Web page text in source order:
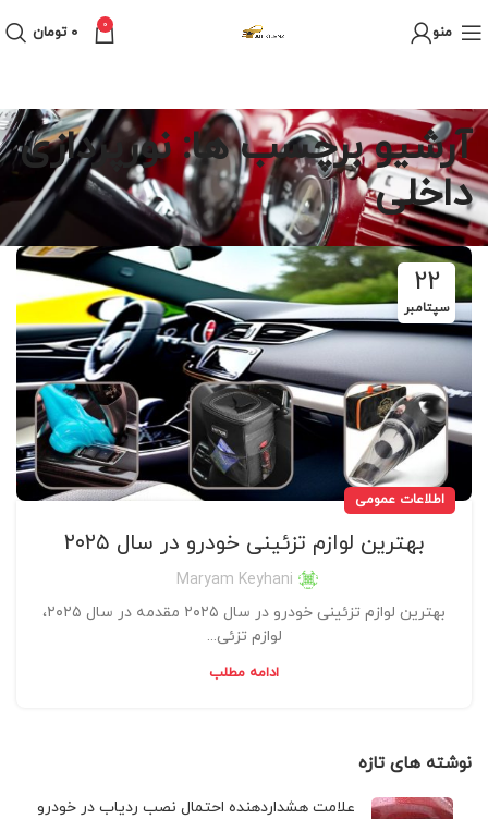
منو 0
0 تومان
آرشیو برچسب ها: نورپردازی
داخلی
22
سپتامبر
اطلاعات عمومی
بهترین لوازم تزئینی خودرو در سال ۲۰۲۵
Maryam Keyhani
بهترین لوازم تزئینی خودرو در سال ۲۰۲۵ مقدمه در سال ۲۰۲۵،
لوازم تزئی...
ادامه مطلب
نوشته های تازه
علامت هشداردهنده احتمال نصب ردیاب در خودرو